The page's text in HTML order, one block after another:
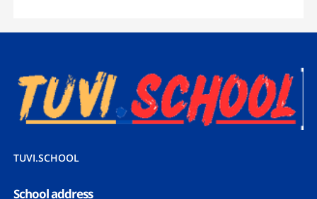
TUVI.SCHOOL
School address